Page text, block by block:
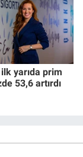
yarıda prim
53,6 artırdı